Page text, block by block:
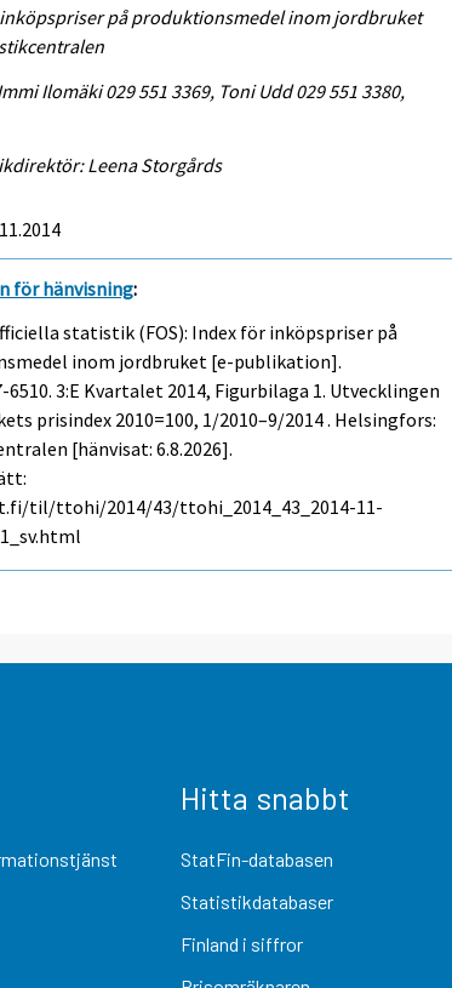
på produktionsmedel inom jordbruket
Ilomäki 029 551 3369, Toni Udd 029 551 3380,
Leena Storgårds
för hänvisning:
statistik (FOS): Index för inköpspriser på
inom jordbruket [e-publikation].
6510.3:e Kvartalet 2014, Figurbilaga 1. Utvecklingen
prisindex 2010=100, 1/2010–9/2014 . Helsingfors:
[hänvisat: 6.8.2026].
til/ttohi/2014/43/ttohi_2014_43_2014-11-
Hitta snabbt
StatFin-databasen
Statistikdatabaser
Finland i siffror